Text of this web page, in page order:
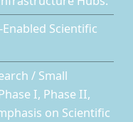
Scientific
/ Small
I, Phase II,
on Scientific